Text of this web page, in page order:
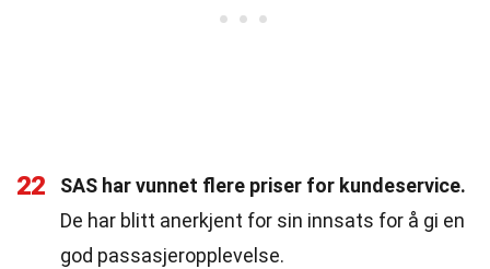
22
SAS har vunnet flere priser for kundeservice.
De har blitt anerkjent for sin innsats for å gi en
god passasjeropplevelse.